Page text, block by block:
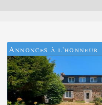
Annonces à l'honneur